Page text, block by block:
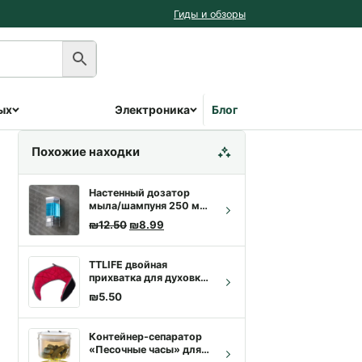
Гиды и обзоры
Электроника Блог
Похожие находки
Настенный дозатор
мыла/шампуня 250 мл,
прозрачный | Купить с
доставкой в Хайфе
₪12.50 Первоначальная цена составляла ₪12.50.
₪8.99
TTLIFE двойная
прихватка для духовки,
утолщенный
силиконовый
нескользящий
держатель для
кастрюль с широким
радиусом действия,
₪5.50
Контейнер-сепаратор
«Песочные часы» для